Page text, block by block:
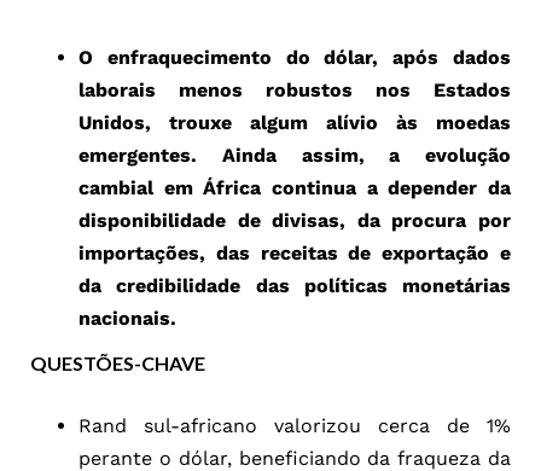
O enfraquecimento do dólar, após dados
laborais menos robustos nos Estados
Unidos, trouxe algum alívio às moedas
emergentes. Ainda assim, a evolução
cambial em África continua a depender da
disponibilidade de divisas, da procura por
importações, das receitas de exportação e
da credibilidade das políticas monetárias
nacionais.
QUESTÕES-CHAVE
Rand sul-africano valorizou cerca de 1%
perante o dólar, beneficiando da fraqueza da